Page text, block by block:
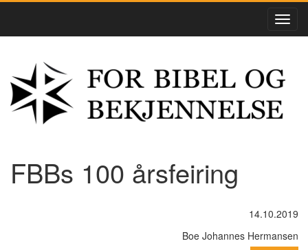
FBBs 100 årsfeiring
14.10.2019
Boe Johannes Hermansen